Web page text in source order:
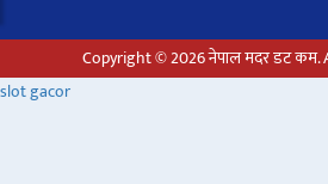
Copyright © 2026 नेपाल मदर डट कम.
slot gacor